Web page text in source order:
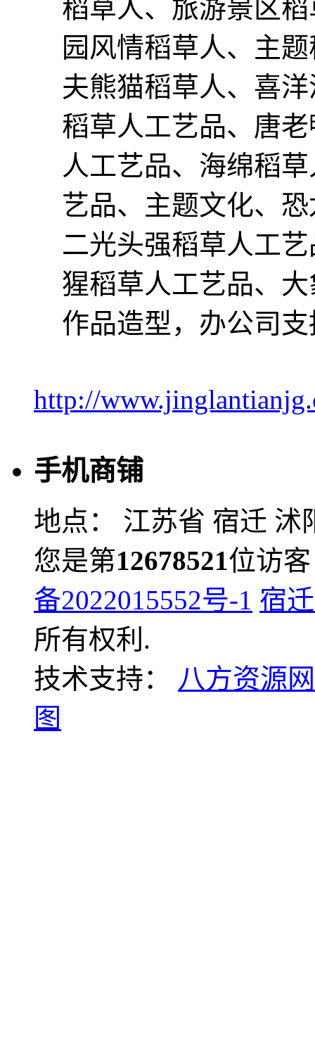
稻草人、旅游景区
园风情稻草人、主
夫熊猫稻草人、喜
稻草人工艺品、唐
人工艺品、海绵稻
艺品、主题文化、
二光头强稻草人工
猩稻草人工艺品、
作品造型，办公司
http://
手机商铺
地点： 江苏省 宿迁 沭
您是第12678521位访
备2022015552号-1 宿
所有权利.
技术支持： 八方资源网
图